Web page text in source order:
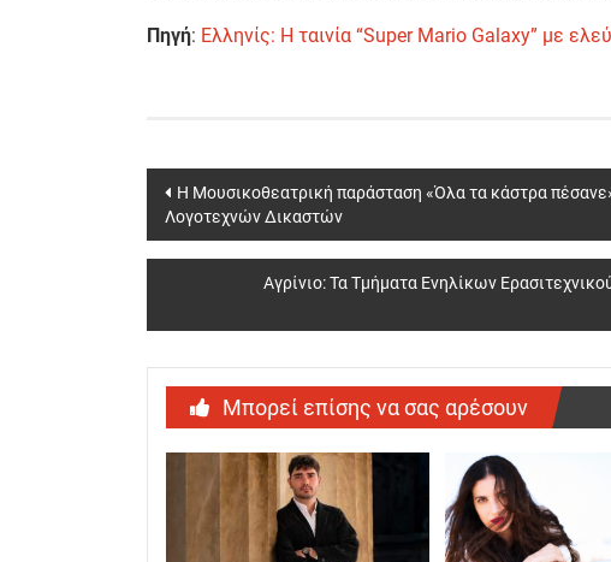
Πηγή: Ελληνίς: Η ταινία “Super Mario Galaxy” με
Post
navigation
Η Μουσικοθεατρική παράσταση «Όλα τα κάστρα
Λογοτεχνών Δικαστών
Αγρίνιο: Τα Τμήματα Ενηλίκων
Μπορεί επίσης να σας αρέσουν